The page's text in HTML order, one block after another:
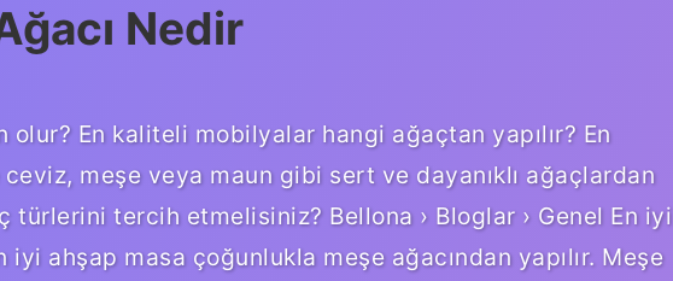
Nedir
En kaliteli mobilyalar hangi ağaçtan yapılır? En
meşe veya maun gibi sert ve dayanıklı ağaçlardan
türlerini tercih etmelisiniz? Bellona › Bloglar › Genel En iyi
ahşap masa çoğunlukla meşe ağacından yapılır. Meşe